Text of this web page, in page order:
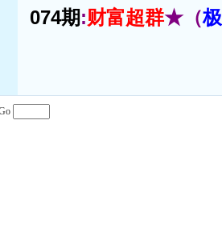
074期:财富超群★（